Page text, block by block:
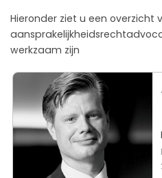
Hieronder ziet u een overzicht
werkzaam zijn